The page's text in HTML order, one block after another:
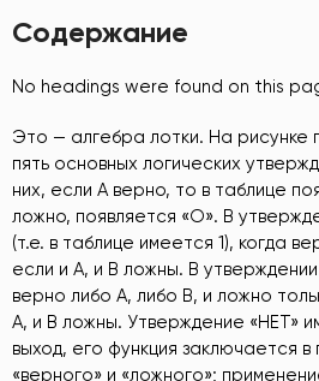
Содержание
No headings were found on this
Это — алгебра лотки. На рисунке
пять основных логических
них, если А верно, то в таблице
ложно, появляется «О». В
(т.е. в таблице имеется 1), когда
если и А, и В ложны. В
верно либо А, либо В, и ложно
А, и В ложны. Утверждение «НЕТ»
выход, его функция заключается
«верного» и «ложного»;